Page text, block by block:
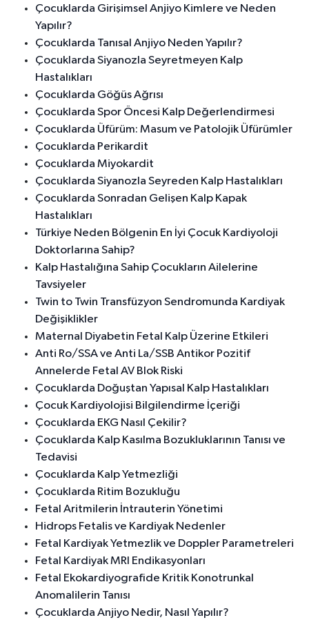
Çocuklarda Girişimsel Anjiyo Kimlere ve Neden
Yapılır?
Çocuklarda Tanısal Anjiyo Neden Yapılır?
Çocuklarda Siyanozla Seyretmeyen Kalp
Hastalıkları
Çocuklarda Göğüs Ağrısı
Çocuklarda Spor Öncesi Kalp Değerlendirmesi
Çocuklarda Üfürüm: Masum ve Patolojik Üfürümler
Çocuklarda Perikardit
Çocuklarda Miyokardit
Çocuklarda Siyanozla Seyreden Kalp Hastalıkları
Çocuklarda Sonradan Gelişen Kalp Kapak
Hastalıkları
Türkiye Neden Bölgenin En İyi Çocuk Kardiyoloji
Doktorlarına Sahip?
Kalp Hastalığına Sahip Çocukların Ailelerine
Tavsiyeler
Twin to Twin Transfüzyon Sendromunda Kardiyak
Değişiklikler
Maternal Diyabetin Fetal Kalp Üzerine Etkileri
Anti Ro/SSA ve Anti La/SSB Antikor Pozitif
Annelerde Fetal AV Blok Riski
Çocuklarda Doğuştan Yapısal Kalp Hastalıkları
Çocuk Kardiyolojisi Bilgilendirme İçeriği
Çocuklarda EKG Nasıl Çekilir?
Çocuklarda Kalp Kasılma Bozukluklarının Tanısı ve
Tedavisi
Çocuklarda Kalp Yetmezliği
Çocuklarda Ritim Bozukluğu
Fetal Aritmilerin İntrauterin Yönetimi
Hidrops Fetalis ve Kardiyak Nedenler
Fetal Kardiyak Yetmezlik ve Doppler Parametreleri
Fetal Kardiyak MRI Endikasyonları
Fetal Ekokardiyografide Kritik Konotrunkal
Anomalilerin Tanısı
Çocuklarda Anjiyo Nedir, Nasıl Yapılır?